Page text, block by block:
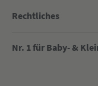
Rechtliches
Nr. 1 für Baby- &